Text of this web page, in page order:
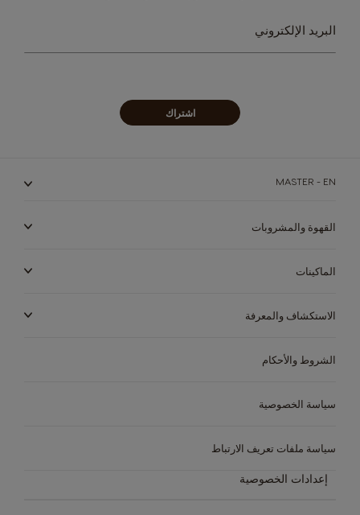
الماكينات
متجر القهوة الخاص بك
سجل
في
نشرتنا
البريد الإلكتروني
اشتراك
MASTER - EN
القهوة والمشروبات
الماكينات
الاستكشاف والمعرفة
الشروط والأحكام
سياسة الخصوصية
سياسة ملفات تعريف الارتباط
إعدادات الخصوصية